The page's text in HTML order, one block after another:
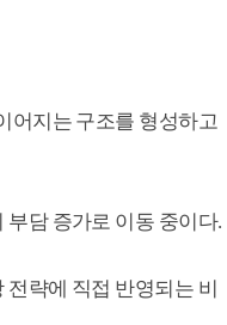
어지는 구조를 형성하고
담 증가로 이동 중이다.
략에 직접 반영되는 비